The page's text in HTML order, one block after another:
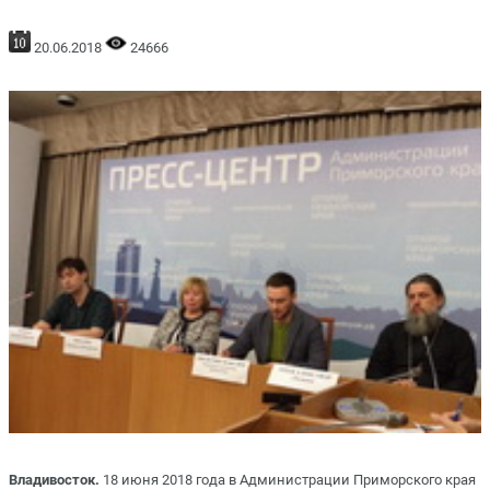
20.06.2018 24666
Владивосток. 18 июня 2018 года в Администрации Приморского края